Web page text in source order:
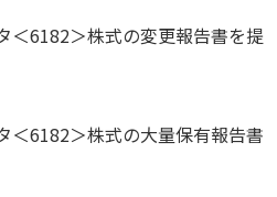
＜6182＞株式の変更報告書を提
＜6182＞株式の大量保有報告書